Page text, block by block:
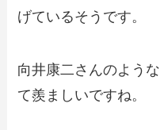
げているそうです。
向井康二さんのよう
て羨ましいですね。